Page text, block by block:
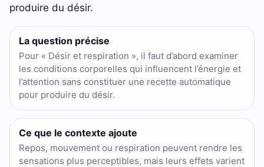
produire du désir.
La question précise
Pour « Désir et respiration », il faut d’abord examiner
les conditions corporelles qui influencent l’énergie et
l’attention sans constituer une recette automatique
pour produire du désir.
Ce que le contexte ajoute
Repos, mouvement ou respiration peuvent rendre les
sensations plus perceptibles, mais leurs effets varient